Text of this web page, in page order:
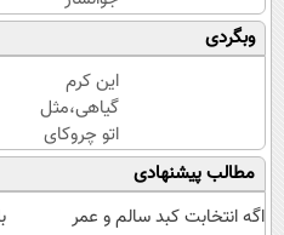
پوست
آلمانی(تخفیف
ویژه تا
امشب)
وبگردی
این کرم
گیاهی،مثل
اتو چروکای
پوستتوصاف
میکنه!50%تخفیف
مطالب پیشنهادی
اگه انتخابت کبد سالم و عمر